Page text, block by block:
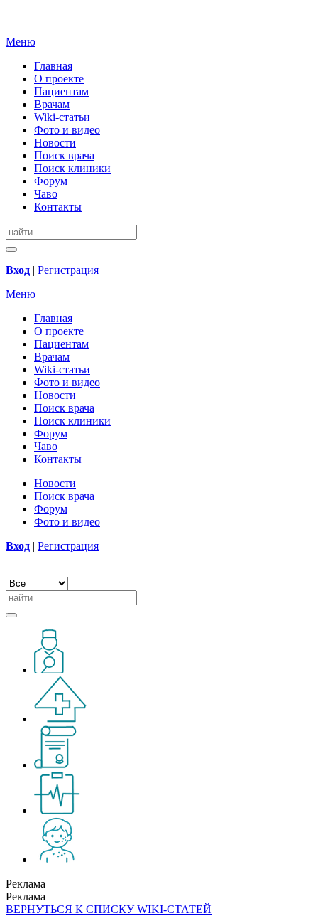
Меню
Главная
О проекте
Пациентам
Врачам
Wiki-статьи
Фото и видео
Новости
Поиск врача
Поиск клиники
Форум
Чаво
Контакты
Вход | Регистрация
Меню
Главная
О проекте
Пациентам
Врачам
Wiki-статьи
Фото и видео
Новости
Поиск врача
Поиск клиники
Форум
Чаво
Контакты
Новости
Поиск врача
Форум
Фото и видео
Вход | Регистрация
Реклама
Реклама
ВЕРНУТЬСЯ К СПИСКУ WIKI-СТАТЕЙ